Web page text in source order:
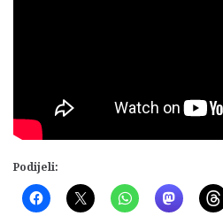
Podijeli: